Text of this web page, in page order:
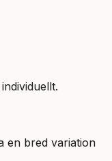
en bred variation